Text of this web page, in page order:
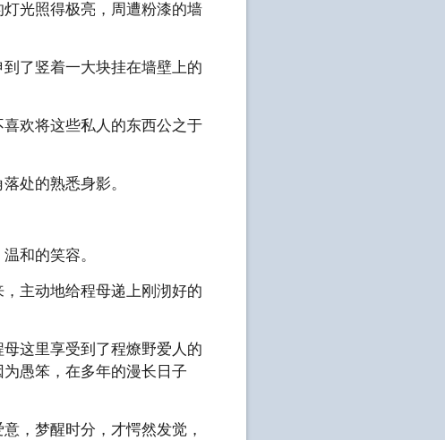
光照得极亮，周遭粉漆的墙
了竖着一大块挂在墙壁上的
欢将这些私人的东西公之于
处的熟悉身影。
和的笑容。
主动地给程母递上刚沏好的
这里享受到了程燎野爱人的
愚笨，在多年的漫长日子
，梦醒时分，才愕然发觉，